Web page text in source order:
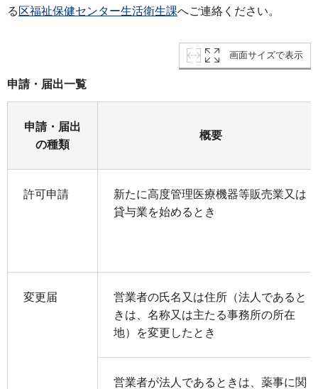
る 区福祉保健センター生活衛生課へご連絡ください。
画面サイズで表示
申請・届出一覧
申請・届出
の種類
概要
許可申請
新たに高度管理医療機器等販売業又は
貸与業を始めるとき
変更届
営業者の氏名又は住所（法人であると
きは、名称又は主たる事務所の所在
地）を変更したとき
営業者が法人であるときは、薬事に関